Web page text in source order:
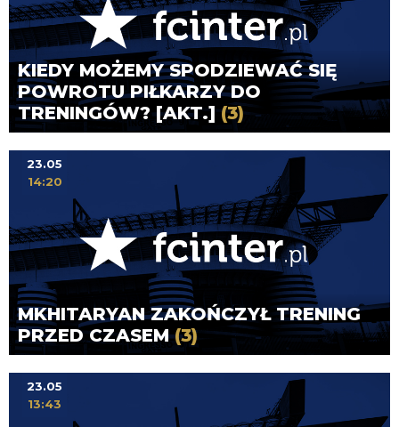
KIEDY MOŻEMY SPODZIEWAĆ SIĘ
POWROTU PIŁKARZY DO
TRENINGÓW? [AKT.] (3)
MKHITARYAN ZAKOŃCZYŁ TRENING
PRZED CZASEM(3)
23.05
14:20
23.05
13:43